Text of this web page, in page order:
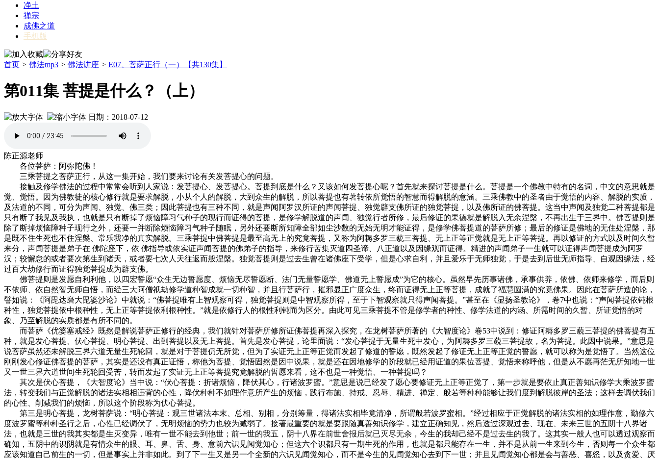
净土
禅宗
成佛之道
手机版
首页 > 佛法mp3 > 佛法讲座 > E07、菩萨正行（一）【共130集】
第011集 菩提是什么？（上）
日期：2018-07-12
陈正源老师
各位菩萨：阿弥陀佛！
三乘菩提之菩萨正行，从这一集开始，我们要来讨论有关发菩提心的问题。
接触及修学佛法的过程中常常会听到人家说：发菩提心、发菩提心。菩提到底是什么？又该如何发菩提心呢？首先就来探讨菩提是什么。菩提是一个佛教中特有的名词，中文的意思就是
觉、觉悟。因为佛教徒的核心修行就是要求解脱，小从个人的解脱，大到众生的解脱，所以菩提也有著转依所觉悟的智慧而得解脱的意涵。三乘佛教中的圣者由于觉悟的内容、解脱的实质，
及法道的不同，可分为声闻、独觉、佛三类；因此菩提也有三种不同，就是声闻阿罗汉所证的声闻菩提、独觉辟支佛所证的独觉菩提，以及佛所证的佛菩提。这当中声闻及独觉二种菩提都是
只有断了我见及我执，也就是只有断掉了烦恼障习气种子的现行而证得的菩提，是修学解脱道的声闻、独觉行者所修，最后修证的果德就是解脱入无余涅槃，不再出生于三界中。佛菩提则是
除了断掉烦恼障种子现行之外，还要一并断除烦恼障习气种子随眠，另外还要断所知障全部如尘沙数的无始无明才能证得，是修学佛菩提道的菩萨所修；最后的修证是佛地的无住处涅槃，那
是既不住生死也不住涅槃、常乐我净的真实解脱。三乘菩提中佛菩提是最至高无上的究竟菩提，又称为阿耨多罗三藐三菩提、无上正等正觉就是无上正等菩提。再以修证的方式以及时间久暂
来分，声闻菩提是弟子在 佛陀座下，依 佛指导或依实证声闻菩提的佛弟子的指导，来修行苦集灭道四圣谛、八正道以及因缘观而证得。精进的声闻弟子一生就可以证得声闻菩提成为阿罗
汉；较懈怠的或者要次第生到诸天，或者要七次人天往返而般涅槃。独觉菩提则是过去生曾在诸佛座下受学，但是心求自利，并且爱乐于无师独觉，于是去到后世无师指导、自观因缘法，经
过百大劫修行而证得独觉菩提成为辟支佛。
佛菩提则是发愿自利利他，以四宏誓愿“众生无边誓愿度、烦恼无尽誓愿断、法门无量誓愿学、佛道无上誓愿成”为它的核心。虽然早先历事诸佛，承事供养，依佛、依师来修学，而后则
不依师、依自然智无师自悟，而经三大阿僧祇劫修学道种智成就一切种智，并且行菩萨行，摧邪显正广度众生，终而证得无上正等菩提，成就了福慧圆满的究竟佛果。因此在菩萨所造的论，
譬如说：《阿毘达磨大毘婆沙论》中就说：“佛菩提唯有上智观察可得，独觉菩提则是中智观察所得，至于下智观察就只得声闻菩提。”甚至在《显扬圣教论》，卷7中也说：“声闻菩提依钝根
种性，独觉菩提依中根种性，无上正等菩提依利根种性。”就是依修行人的根性利钝而为区分。由此可见三乘菩提不管是修学者的种性、修学法道的内涵、所需时间的久暂、所证觉悟的对
象、乃至解脱的实质都是有所不同的。
而菩萨《优婆塞戒经》既然是解说菩萨正修行的经典，我们就针对菩萨所修所证佛菩提再深入探究，在龙树菩萨所著的《大智度论》卷53中说到：修证阿耨多罗三藐三菩提的佛菩提有五
种，就是发心菩提、伏心菩提、明心菩提、出到菩提以及无上菩提。首先是发心菩提，论里面说：“发心菩提于无量生死中发心，为阿耨多罗三藐三菩提故，名为菩提。此因中说果。”意思是
说菩萨虽然还未解脱三界六道无量生死轮回，就是对于菩提仍无所觉，但为了实证无上正等正觉而发起了修道的誓愿，既然发起了修证无上正等正觉的誓愿，就可以称为是觉悟了。当然这位
刚刚发心修证佛菩提的菩萨，其实是还没有真正证悟，称他为菩提、觉悟固然是因中说果，就是还在因地修学的阶段就已经用证道的果位菩提、觉悟来称呼他，但是从不愿再茫无所知地一世
又一世三界六道世间生死轮回受苦，转而发起了实证无上正等菩提究竟解脱的誓愿来看，这不也是一种觉悟、一种菩提吗？
其次是伏心菩提，《大智度论》当中说：“伏心菩提：折诸烦恼，降伏其心，行诸波罗蜜。”意思是说已经发了愿心要修证无上正等正觉了，第一步就是要依止真正善知识修学大乘波罗蜜
法，转变我们与正觉解脱的诸法实相相违背的心性，降伏种种不如理作意所产生的烦恼，践行布施、持戒、忍辱、精进、禅定、般若等种种能够让我们度到解脱彼岸的圣法；这样去调伏我们
的心性、削减我们的烦恼，所以这个阶段称为伏心菩提。
第三是明心菩提，龙树菩萨说：“明心菩提：观三世诸法本末、总相、别相，分别筹量，得诸法实相毕竟清净，所谓般若波罗蜜相。”经过相应于正觉解脱的诸法实相的如理作意，勤修六
度波罗蜜等种种圣行之后，心性已经调伏了，无明烦恼的势力也较为减弱了。接著最重要的就是要跟随真善知识修学，建立正确知见，然后透过深观过去、现在、未来三世的五阴十八界诸
法，也就是三世的我其实都是生灭变异，唯有一世不能去到他世；前一世的我五，阴十八界在前世舍报后就已灭尽无余，今生的我却己经不是过去生的我了。这其实一般人也可以透过观察而
确知，五阴中的识阴就是有情众生的眼、耳、鼻、舌、身、意前六识见闻觉知心；但这六个识都只有一期生死的作用，也就是都只能存在一生，并不是从前一生来到今生，否则每一个众生都
应该知道自己前生的一切，但是事实上并非如此。到了下一生又是另一个全新的六识见闻觉知心，而不是今生的见闻觉知心去到下一世；并且见闻觉知心都是会与善恶、喜怒，以及贪爱、厌